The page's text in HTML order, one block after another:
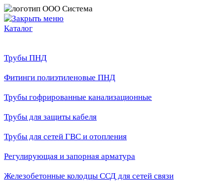
Каталог
Трубы ПНД
Фитинги полиэтиленовые ПНД
Трубы гофрированные канализационные
Трубы для защиты кабеля
Трубы для сетей ГВС и отопления
Регулирующая и запорная арматура
Железобетонные колодцы ССД для сетей связи